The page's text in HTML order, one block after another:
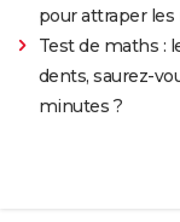
pour attraper
Test de maths :
dents, saurez-
minutes ?